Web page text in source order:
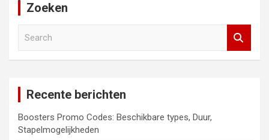
Zoeken
Recente berichten
Boosters Promo Codes: Beschikbare types, Duur,
Stapelmogelijkheden